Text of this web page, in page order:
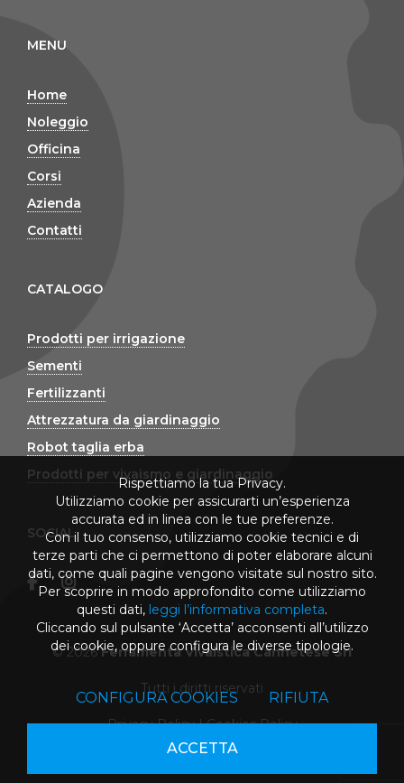
MENU
Home
Noleggio
Officina
Corsi
Azienda
Contatti
CATALOGO
Prodotti per irrigazione
Sementi
Fertilizzanti
Attrezzatura da giardinaggio
Robot taglia erba
Prodotti per vivaismo e giardinaggio
SOCIAL
© 2026Ferramenta Vivaistica Cannetese Srl
Tutti i diritti riservati
Privacy Policy|Cookies Policy
Rispettiamo la tua Privacy.
Utilizziamo cookie per assicurarti un’esperienza
accurata ed in linea con le tue preferenze.
Con il tuo consenso, utilizziamo cookie tecnici e di
terze parti che ci permettono di poter elaborare alcuni
dati, come quali pagine vengono visitate sul nostro sito.
Per scoprire in modo approfondito come utilizziamo
questi dati, leggi l’informativa completa.
Cliccando sul pulsante ‘Accetta’ acconsenti all’utilizzo
dei cookie, oppure configura le diverse tipologie.
CONFIGURA COOKIES RIFIUTA
ACCETTA